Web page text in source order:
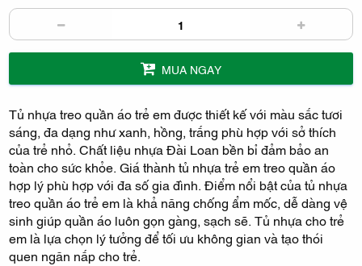
MUA NGAY
Tủ nhựa treo quần áo trẻ em được thiết kế với màu sắc tươi
sáng, đa dạng như xanh, hồng, trắng phù hợp với sở thích
của trẻ nhỏ. Chất liệu nhựa Đài Loan bền bỉ đảm bảo an
toàn cho sức khỏe. Giá thành tủ nhựa trẻ em treo quần áo
hợp lý phù hợp với đa số gia đình. Điểm nổi bật của tủ nhựa
treo quần áo trẻ em là khả năng chống ẩm mốc, dễ dàng vệ
sinh giúp quần áo luôn gọn gàng, sạch sẽ. Tủ nhựa cho trẻ
em là lựa chọn lý tưởng để tối ưu không gian và tạo thói
quen ngăn nắp cho trẻ.